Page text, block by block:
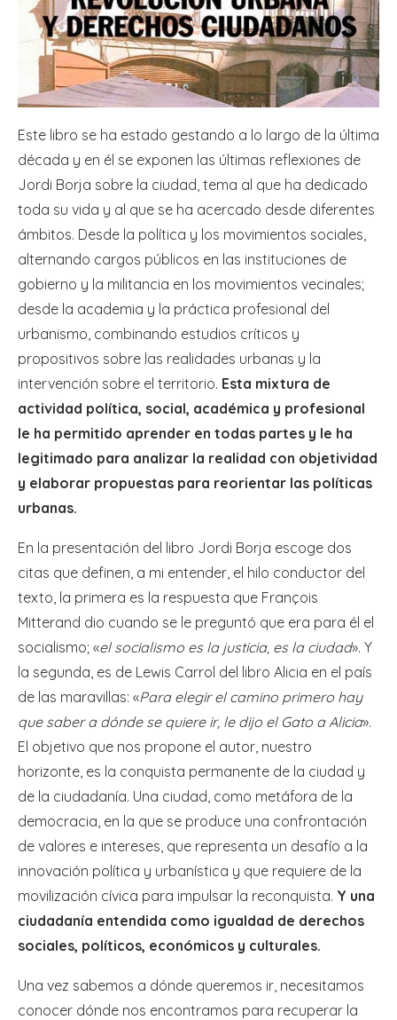
Este libro se ha estado gestando a lo largo de la última
década y en él se exponen las últimas reflexiones de
Jordi Borja sobre la ciudad, tema al que ha dedicado
toda su vida y al que se ha acercado desde diferentes
ámbitos. Desde la política y los movimientos sociales,
alternando cargos públicos en las instituciones de
gobierno y la militancia en los movimientos vecinales;
desde la academia y la práctica profesional del
urbanismo, combinando estudios críticos y
propositivos sobre las realidades urbanas y la
intervención sobre el territorio. Esta mixtura de
actividad política, social, académica y profesional
le ha permitido aprender en todas partes y le ha
legitimado para analizar la realidad con objetividad
y elaborar propuestas para reorientar las políticas
urbanas.
En la presentación del libro Jordi Borja escoge dos
citas que definen, a mi entender, el hilo conductor del
texto, la primera es la respuesta que François
Mitterand dio cuando se le preguntó que era para él el
socialismo; «el socialismo es la justicia, es la ciudad». Y
la segunda, es de Lewis Carrol del libro Alicia en el país
de las maravillas: «Para elegir el camino primero hay
que saber a dónde se quiere ir, le dijo el Gato a Alicia».
El objetivo que nos propone el autor, nuestro
horizonte, es la conquista permanente de la ciudad y
de la ciudadanía. Una ciudad, como metáfora de la
democracia, en la que se produce una confrontación
de valores e intereses, que representa un desafío a la
innovación política y urbanística y que requiere de la
movilización cívica para impulsar la reconquista. Y una
ciudadanía entendida como igualdad de derechos
sociales, políticos, económicos y culturales.
Una vez sabemos a dónde queremos ir, necesitamos
conocer dónde nos encontramos para recuperar la